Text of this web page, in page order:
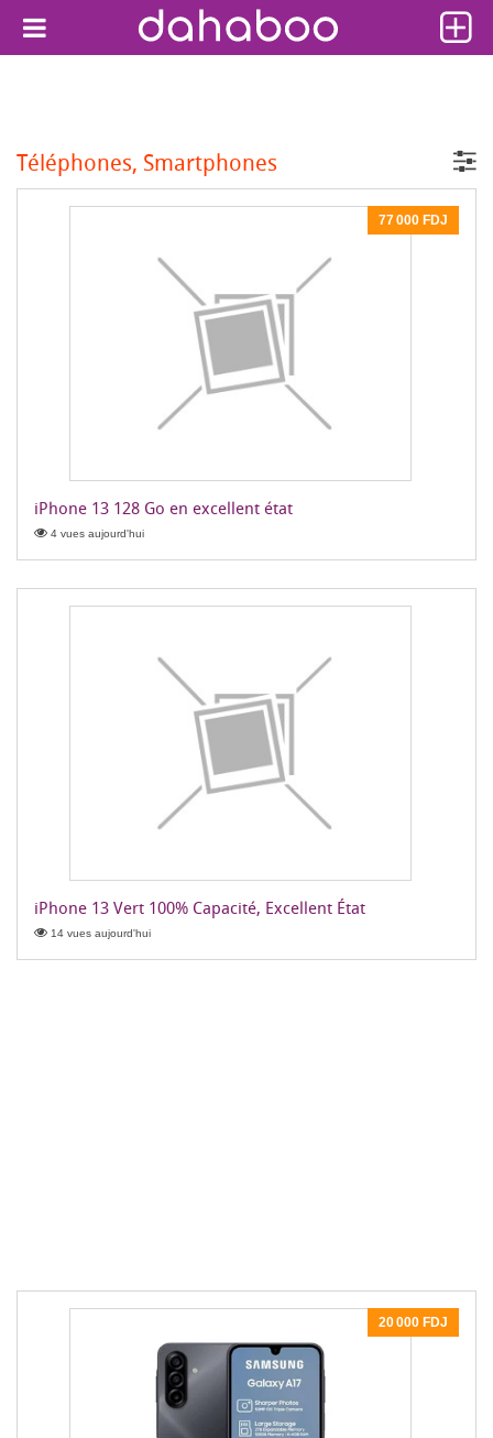
Téléphones, Smartphones
77 000 FDJ
iPhone 13 128 Go en excellent état
4 vues aujourd'hui
iPhone 13 Vert 100% Capacité, Excellent État
14 vues aujourd'hui
20 000 FDJ